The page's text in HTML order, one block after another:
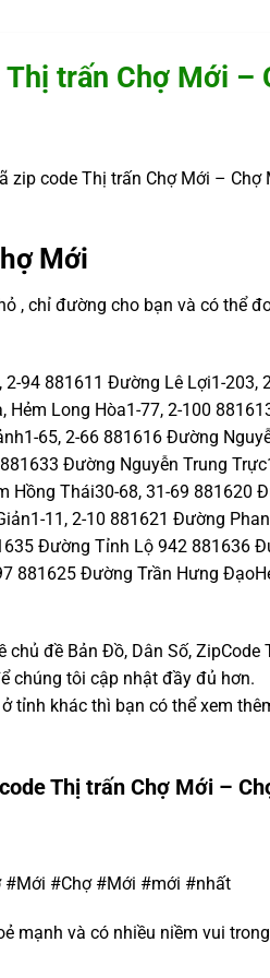
Thị trấn Chợ Mới
code Thị trấn Chợ Mới –
Mới
, chỉ đường cho bạn và có thể
94 881611 Đường Lê Lợi1-203,
Long Hòa1-77, 2-100
65, 2-66 881616 Đường
Đường Nguyễn Trung
Thái30-68, 31-69 881620
11, 2-10 881621 Đường
Đường Tỉnh Lộ 942 881636
881625 Đường Trần Hưng
đề Bản Đồ, Dân Số,
chúng tôi cập nhật đầy đủ hơn.
tỉnh khác thì bạn có thể xem
Thị trấn Chợ Mới –
#Mới #Chợ #Mới #mới #nhất
mạnh và có nhiều niềm vui